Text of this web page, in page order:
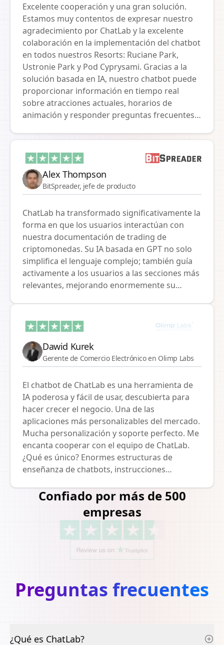
Excelente cooperación y una gran solución.
Estamos muy contentos de expresar nuestro
agradecimiento por ChatLab y la excelente
colaboración en la implementación del chatbot
en todos nuestros Resorts: Ruciane Park,
Ustronie Park y Pod Cyprysami. Gracias a la
solución basada en IA, nuestro chatbot puede
proporcionar información en tiempo real
sobre atracciones actuales, horarios de
animación y responder preguntas frecuentes
especialmente la integración con nuestro
sistema de reservas, que permite a los clientes
verificar fácilmente y rápidamente la
disponibilidad en nuestros Resorts. Esta
funcionalidad simplifica significativamente el
rápidas a las necesidades de nuestros
huéspedes. El soporte técnico y el enfoque
profesional a lo largo del proyecto han sido
sobresalientes. Nuestra colaboración en
innovaciones continúa, y creemos que gracias
a ChatLab, estaremos aún más cerca de
nuestros clientes, brindándoles experiencias y
Alex Thompson
BitSpreader, jefe de producto
ChatLab ha transformado significativamente la
forma en que los usuarios interactúan con
nuestra documentación de trading de
criptomonedas. Su IA basada en GPT no solo
simplifica el lenguaje complejo; también guía
activamente a los usuarios a las secciones más
relevantes, mejorando enormemente su
mano cómo los principiantes comprenden
conceptos como 'contratos de futuros' y
'trading de margen' mucho más rápidamente
con la guía de ChatLab. Lo que diferencia a
ChatLab es su capacidad única para adaptarse
a diversas consultas de los usuarios con
notable precisión.
Dawid Kurek
Gerente de Comercio Electrónico en Olimp Labs
El chatbot de ChatLab es una herramienta de
IA poderosa y fácil de usar, descubierta para
hacer crecer el negocio. Una de las
aplicaciones más personalizables del mercado.
Mucha personalización y soporte perfecto. Me
encanta cooperar con el equipo de ChatLab.
¿Qué es único? Enormes estructuras de
enseñanza de chatbots, instrucciones
vivo, todo lo que estábamos buscando. ¡Lo
recomiendo encarecidamente!
Confiado por más de 500
empresas
Preguntas frecuentes
¿Qué es ChatLab?